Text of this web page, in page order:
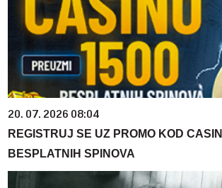
20. 07. 2026 08:04
REGISTRUJ SE UZ PROMO KOD
BESPLATNIH SPINOVA